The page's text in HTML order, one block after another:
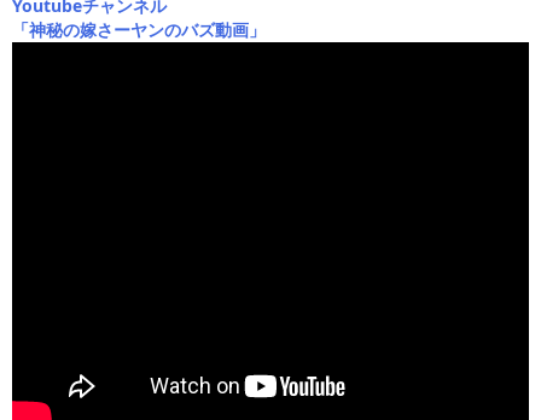
Youtubeチャンネル
「神秘の嫁さーヤンのバズ動画」